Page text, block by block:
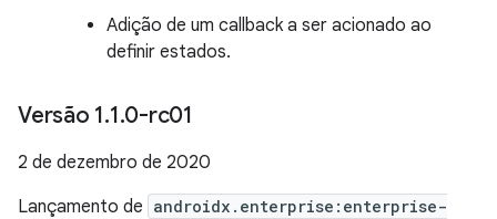
Adição de um callback a ser acionado ao
definir estados.
Versão 1.1.0-rc01
2 de dezembro de 2020
Lançamento de androidx.enterprise:enterprise-